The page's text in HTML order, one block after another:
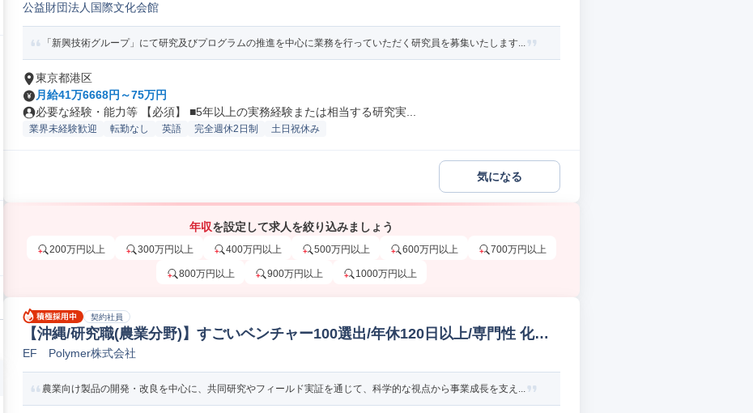
他学術研究
公益財団法人国際文化会館
「新興技術グループ」にて研究及びプログラムの推進を中心に業務を行っていただく研究員を募集いたします...
東京都港区
月給41万6668円～75万円
必要な経験・能力等 【必須】 ■5年以上の実務経験または相当する研究実...
業界未経験歓迎 転勤なし 英語 完全週休2日制 土日祝休み
気になる
年収を設定して求人を絞り込みましょう
200万円以上 300万円以上 400万円以上 500万円以上 600万円以上 700万円以上
800万円以上 900万円以上 1000万円以上
契約社員
【沖縄/研究職(農業分野)】すごいベンチャー100選出/年休120日以上/専門性 化学
製品開発
EF Polymer株式会社
農業向け製品の開発・改良を中心に、共同研究やフィールド実証を通じて、科学的な視点から事業成長を支え...